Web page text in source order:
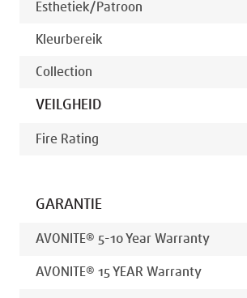
Esthetiek/patroon
Kleurbereik
Collection
VEILGHEID
Fire Rating
GARANTIE
AVONITE® 5-10 Year Warranty
AVONITE® 15 YEAR Warranty